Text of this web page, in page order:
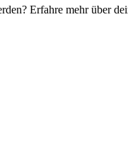
Erfahre mehr über